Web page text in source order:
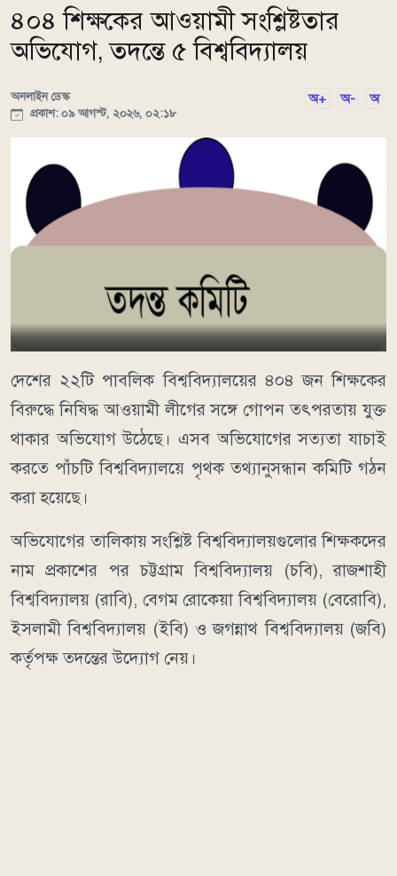
৪০৪ শিক্ষকের আওয়ামী সংশ্লিষ্টতার
অভিযোগ, তদন্তে ৫ বিশ্ববিদ্যালয়
অনলাইন ডেস্ক
প্রকাশ: ০৯ আগস্ট, ২০২৬, ০২:১৮
অ+ অ- অ
দেশের ২২টি পাবলিক বিশ্ববিদ্যালয়ের ৪০৪ জন শিক্ষকের
বিরুদ্ধে নিষিদ্ধ আওয়ামী লীগের সঙ্গে গোপন তৎপরতায় যুক্ত
থাকার অভিযোগ উঠেছে। এসব অভিযোগের সত্যতা যাচাই
করতে পাঁচটি বিশ্ববিদ্যালয়ে পৃথক তথ্যানুসন্ধান কমিটি গঠন
করা হয়েছে।
অভিযোগের তালিকায় সংশ্লিষ্ট বিশ্ববিদ্যালয়গুলোর শিক্ষকদের
নাম প্রকাশের পর চট্টগ্রাম বিশ্ববিদ্যালয় (চবি), রাজশাহী
বিশ্ববিদ্যালয় (রাবি), বেগম রোকেয়া বিশ্ববিদ্যালয় (বেরোবি),
ইসলামী বিশ্ববিদ্যালয় (ইবি) ও জগন্নাথ বিশ্ববিদ্যালয় (জবি)
কর্তৃপক্ষ তদন্তের উদ্যোগ নেয়।